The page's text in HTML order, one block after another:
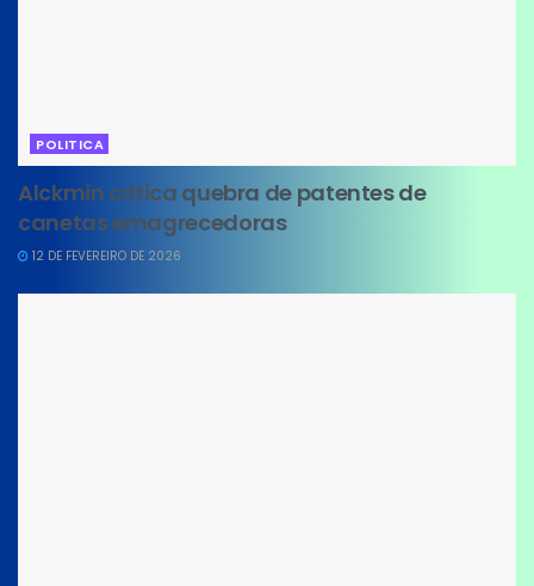
POLITICA
Alckmin critica quebra de patentes de
canetas emagrecedoras
12 DE FEVEREIRO DE 2026